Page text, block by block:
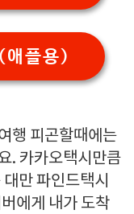
애플용)
행 피곤할때에는
. 카카오택시만큼
만 파인드택시
에게 내가 도착